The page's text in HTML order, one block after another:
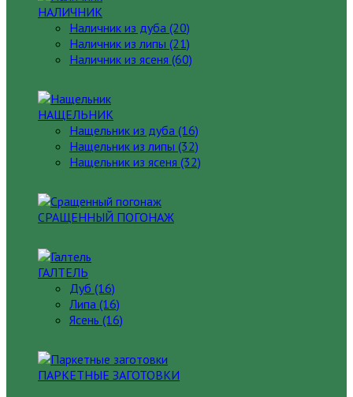
НАЛИЧНИК
Наличник из дуба (20)
Наличник из липы (21)
Наличник из ясеня (60)
НАЩЕЛЬНИК
Нащельник из дуба (16)
Нащельник из липы (32)
Нащельник из ясеня (32)
СРАЩЕННЫЙ ПОГОНАЖ
ГАЛТЕЛЬ
Дуб (16)
Липа (16)
Ясень (16)
ПАРКЕТНЫЕ ЗАГОТОВКИ